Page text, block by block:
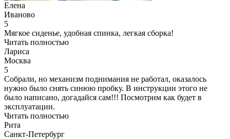
Елена
Иваново
5
Мягкое сиденье, удобная спинка, легкая сборка!
Читать полностью
Лариса
Москва
5
Собрали, но механизм поднимания не работал, оказалось
нужно было снять синюю пробку. В инструкции этого не
было написано, догадайся сам!!! Посмотрим как будет в
эксплуатации.
Читать полностью
Рита
Санкт-Петербург